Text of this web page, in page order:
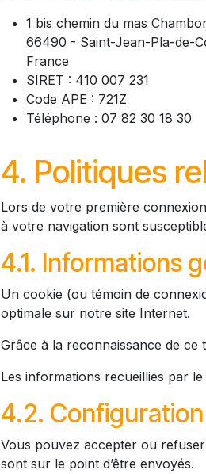
1 bis chemin du mas
66490 - Saint-Jean-Pla-de-
France
SIRET : 410 007 231
Code APE : 721Z
Téléphone : 07 82 30 18 30
4. Politiques
Lors de votre première
à votre navigation sont
4.1. Informations
Un cookie (ou témoin de
optimale sur notre site Internet.
Grâce à la reconnaissance de
Les informations recueillies par
4.2.
Vous pouvez accepter ou
sont sur le point d’être envoyés.